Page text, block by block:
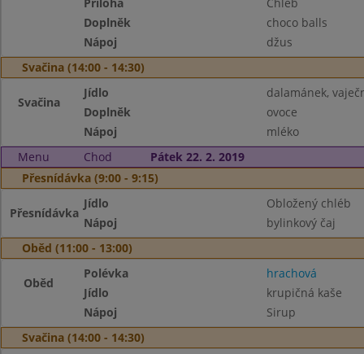
Doplněk
choco balls
Nápoj
džus
Svačina (14:00 - 14:30)
Svačina
Jídlo
dalamánek,
Doplněk
ovoce
Nápoj
mléko
Menu
Chod
Pátek 22. 2. 2019
Přesnídávka (9:00 - 9:15)
Přesnídávka
Jídlo
Obložený chléb
Nápoj
bylinkový čaj
Oběd (11:00 - 13:00)
Oběd
Polévka
hrachová
Jídlo
krupičná kaše
Nápoj
Sirup
Svačina (14:00 - 14:30)